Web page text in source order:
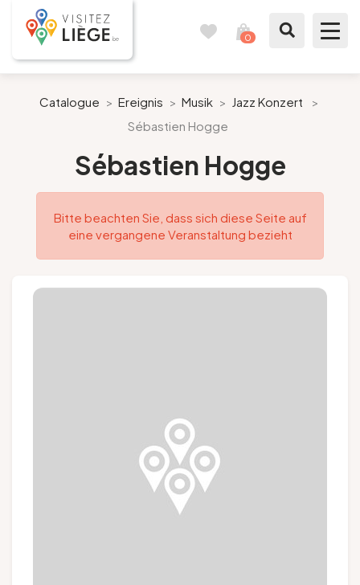
0
Wie ein Bürger von Lüttich
Meinen Aufenthalt vorbereiten
Unsere Vorschläge
Stadt Lüttich
Folgen Sie uns
Catalogue > Ereignis > Musik > Jazz Konzert
>
Sébastien Hogge
Sébastien Hogge
Bitte beachten Sie, dass sich diese Seite auf
eine vergangene Veranstaltung bezieht